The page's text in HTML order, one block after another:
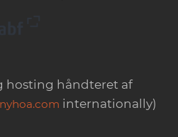
hosting håndteret af
internationally)